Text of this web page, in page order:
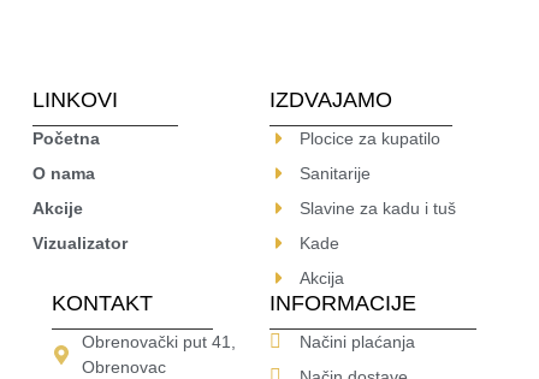
LINKOVI
Početna
O nama
Akcije
Vizualizator
IZDVAJAMO
Plocice za kupatilo
Sanitarije
Slavine za kadu i tuš
Kade
Akcija
KONTAKT
Obrenovački put 41,
Obrenovac
INFORMACIJE
Načini plaćanja